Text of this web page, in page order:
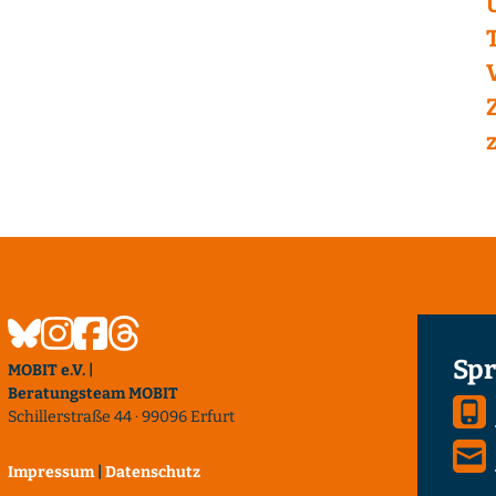
MOBIT e.V. |
Beratungsteam MOBIT
Schillerstraße 44 · 99096 Erfurt
Impressum Datenschutz